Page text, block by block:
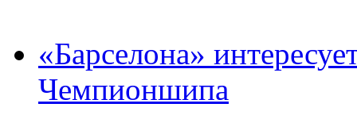
«Барселона»
Чемпионшипа